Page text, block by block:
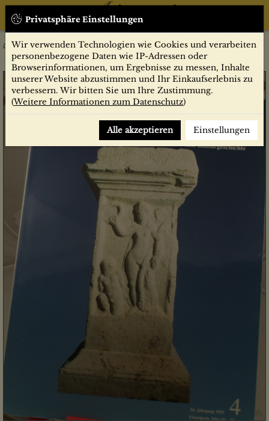
Privatsphäre Einstellungen
Wir verwenden Technologien wie Cookies und verarbeiten
personenbezogene Daten wie IP-Adressen oder
Browserinformationen, um Ergebnisse zu messen, Inhalte
unserer Website abzustimmen und Ihr Einkaufserlebnis zu
verbessern. Wir bitten Sie um Ihre Zustimmung.
(Weitere Informationen zum Datenschutz)
Alle akzeptieren Einstellungen
Zeitschriften Antike Welt 4/1993